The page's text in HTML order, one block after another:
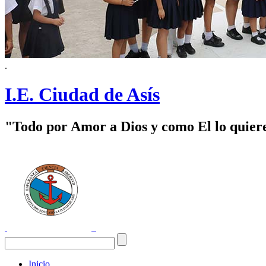
.
I.E. Ciudad de Asís
"Todo por Amor a Dios y como El lo
Inicio